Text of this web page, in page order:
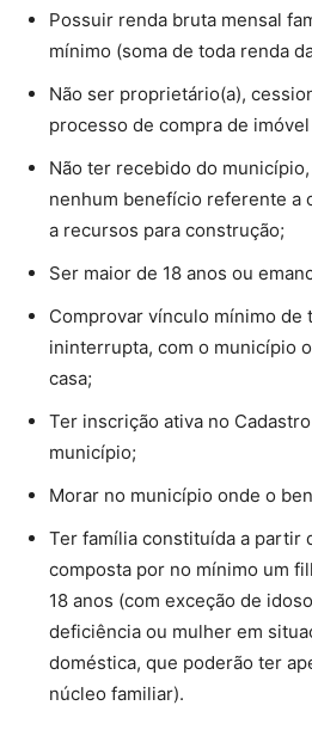
Possuir renda bruta mensal
mínimo (soma de toda renda
Não ser proprietário(a),
processo de compra de
Não ter recebido do
nenhum benefício referente a
a recursos para construção;
Ser maior de 18 anos ou
Comprovar vínculo mínimo de
ininterrupta, com o município
casa;
Ter inscrição ativa no
município;
Morar no município onde o
Ter família constituída a partir
composta por no mínimo um
18 anos (com exceção de
deficiência ou mulher em
doméstica, que poderão ter
núcleo familiar).